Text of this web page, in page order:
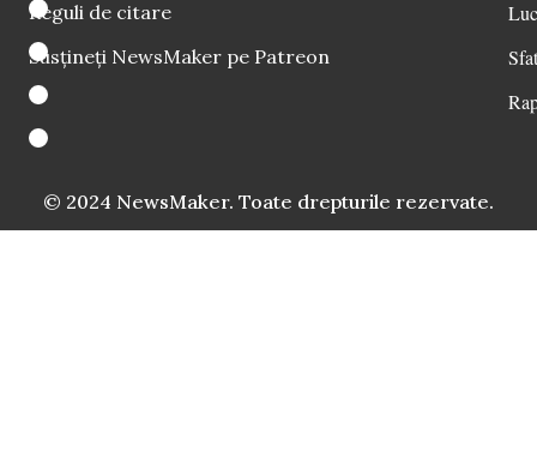
Reguli de citare
Susțineți NewsMaker pe Patreon
© 2024 NewsMaker. Toate drepturile rezervate.